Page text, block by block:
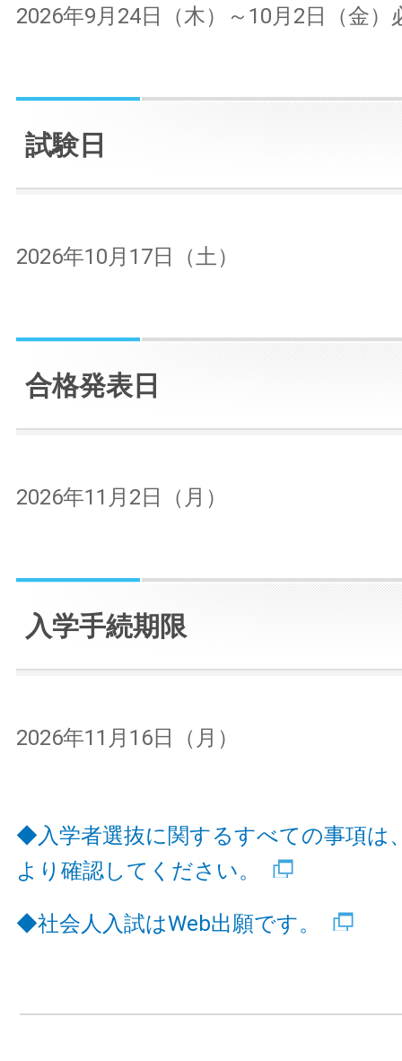
2026年9月24日（木）～10月2日（金）
試験日
2026年10月17日（土）
合格発表日
2026年11月2日（月）
入学手続期限
2026年11月16日（月）
◆入学者選抜に関するすべての事項は
より確認してください。
◆社会人入試はWeb出願です。